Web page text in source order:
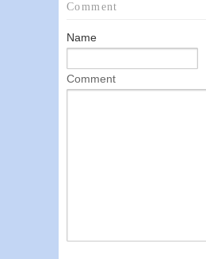
Comment
Name
Comment